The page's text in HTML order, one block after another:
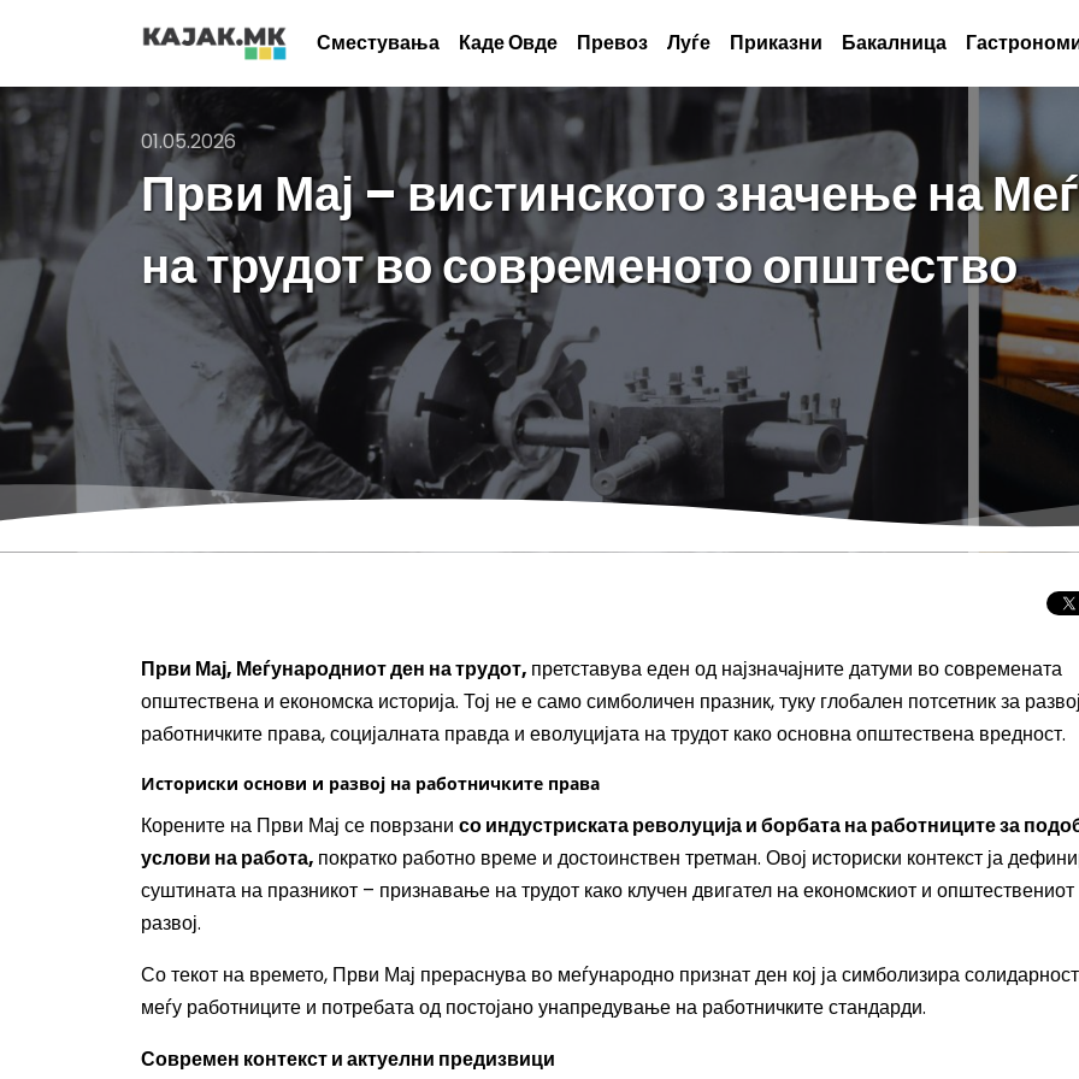
Сместувања Каде Овде Превоз Луѓе Приказни Бакалница
01.05.2026
Први Мај – вистинското значење на
на трудот во современото општество
Први Мај, Меѓународниот ден на трудот, претставува еден од најзначајните датуми во современата
општествена и економска историја. Тој не е само симболичен празник, туку глобален потсетник за
работничките права, социјалната правда и еволуцијата на трудот како основна општествена вредност.
Историски основи и развој на работничките права
Корените на Први Мај се поврзани со индустриската револуција и борбата на работниците за
услови на работа, пократко работно време и достоинствен третман. Овој историски контекст ја
суштината на празникот – признавање на трудот како клучен двигател на економскиот и општествениот
развој.
Со текот на времето, Први Мај прераснува во меѓународно признат ден кој ја симболизира
меѓу работниците и потребата од постојано унапредување на работничките стандарди.
Современ контекст и актуелни предизвици
Целосно
Сонцето 2026: